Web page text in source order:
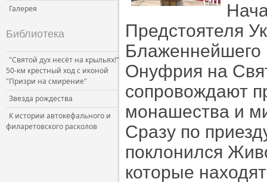
Галерея
Библиотека
"Святой дух несёт на крыльях!"
50-км крестный ход с иконой
"Призри на смирение"
Звезда рождества
К истории автокефального и
филаретовского расколов
Предстоятеля
Блаженнейшего
Онуфрия на
сопровождают
монашества и
Сразу по
поклонился
которые